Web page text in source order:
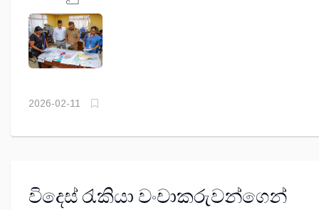
2026-02-11
විදෙස් රැකියා වංචාකරුවන්ගෙන්